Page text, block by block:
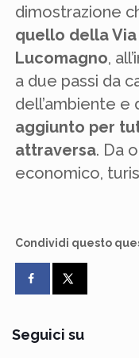
dimostrazione
quello della
Lucomagno,
a due passi da
dell’ambiente e
aggiunto per
attraversa. Da
economico,
Condividi questo
Seguici su